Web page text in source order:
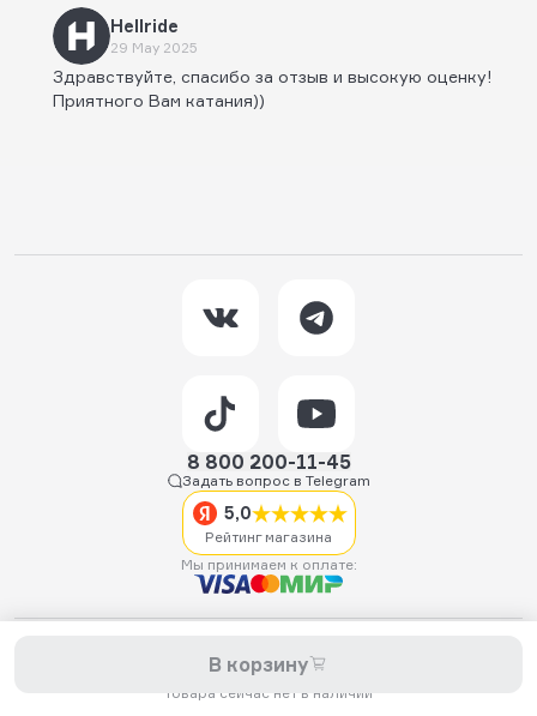
В корзину
Товара сейчас нет в наличии
Hellride
29 May 2025
Здравствуйте, спасибо за отзыв и высокую оценку!
Приятного Вам катания))
8 800 200-11-45
Задать вопрос в Telegram
5,0
Рейтинг магазина
Мы принимаем к оплате:
самокатов, запчастей для самокатов, аксессуаров, экипировки,
одежды и обуви.